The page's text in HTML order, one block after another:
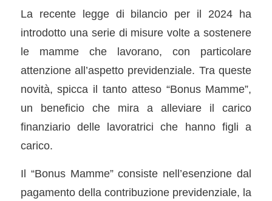
La recente legge di bilancio per il 2024 ha
introdotto una serie di misure volte a sostenere
le mamme che lavorano, con particolare
attenzione all’aspetto previdenziale. Tra queste
novità, spicca il tanto atteso “Bonus Mamme”,
un beneficio che mira a alleviare il carico
finanziario delle lavoratrici che hanno figli a
carico.
Il “Bonus Mamme” consiste nell’esenzione dal
pagamento della contribuzione previdenziale, la